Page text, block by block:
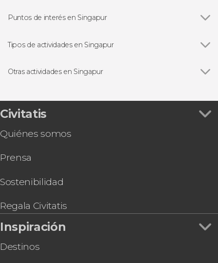
Puntos de interés en Singapur
Tipos de actividades en Singapur
Autobús turístico
Otras actividades en Singapur
Entrada al mirador de Marina Bay Sands
Free tour por Singapur
Free tour por Chinatown
Singapur
Fireworks Symphony
Free tour por el barrio musulmán de Singapur
Entrada al Museo de Arte y Ciencia de Singapur
Civitatis
Quiénes somos
Prensa
Sostenibilidad
Regala Civitatis
Inspiración
Destinos